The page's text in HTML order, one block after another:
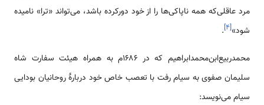
مرد عاقلی‌که همه ناپاکی‌ها را از خود دورکرده باشد، می‌تواند «ترا» نامیده
شود»[۴]
.
محمدربیع‌ابن‌محمدابراهیم که در ۱۶۸۶م به همراه هیئت سفارت شاه
سلیمان صفوی به سیام رفت با تعصب خاص خود دربارهٔ روحانیان بودایی
سیام می‌نویسد: